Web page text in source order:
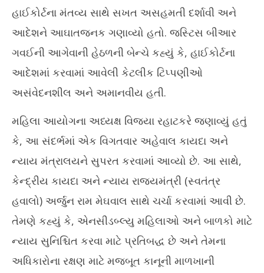
હાઈકોર્ટના મંતવ્ય સાથે સખત અસહમતી દર્શાવી અને
આદેશને આઘાતજનક ગણાવ્યો હતો. જસ્ટિસ બીઆર
ગવઈની આગેવાની હેઠળની બેન્ચે કહ્યું કે, હાઈકોર્ટના
આદેશમાં કરવામાં આવેલી કેટલીક ટિપ્પણીઓ
અસંવેદનશીલ અને અમાનવીય હતી.
મહિલા આયોગના અધ્યક્ષ વિજયા રહાટકરે જણાવ્યું હતું
કે, આ સંદર્ભમાં એક વિગતવાર અહેવાલ કાયદા અને
ન્યાય મંત્રાલયને સુપરત કરવામાં આવ્યો છે. આ સાથે,
કેન્દ્રીય કાયદા અને ન્યાય રાજ્યમંત્રી (સ્વતંત્ર
હવાલો) અર્જુન રામ મેઘવાલ સાથે ચર્ચા કરવામાં આવી છે.
તેમણે કહ્યું કે, એનસીડબ્લ્યુ મહિલાઓ અને બાળકો માટે
ન્યાય સુનિશ્ચિત કરવા માટે પ્રતિબદ્ધ છે અને તેમના
અધિકારોના રક્ષણ માટે મજબૂત કાનૂની માળખાની